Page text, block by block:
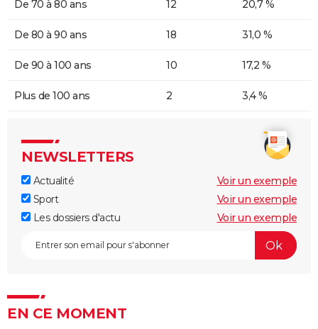
De 70 à 80 ans 12 20,7 %
De 80 à 90 ans 18 31,0 %
De 90 à 100 ans 10 17,2 %
Plus de 100 ans 2 3,4 %
NEWSLETTERS
Actualité
Voir un exemple
Sport
Voir un exemple
Les dossiers d'actu
Voir un exemple
EN CE MOMENT